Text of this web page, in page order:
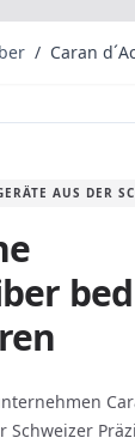
/ Caran
AUS DER
Schweizer